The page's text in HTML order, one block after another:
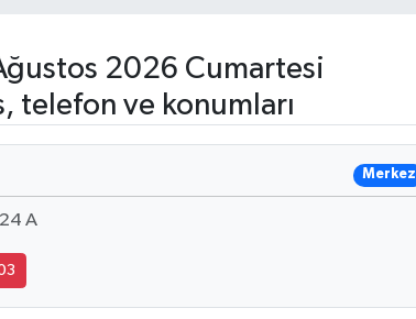
2026 Cumartesi
telefon ve konumları
Merkez
A